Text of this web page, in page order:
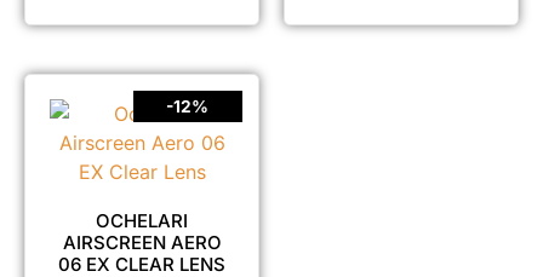
-12%
OCHELARI
AIRSCREEN AERO
06 EX CLEAR LENS